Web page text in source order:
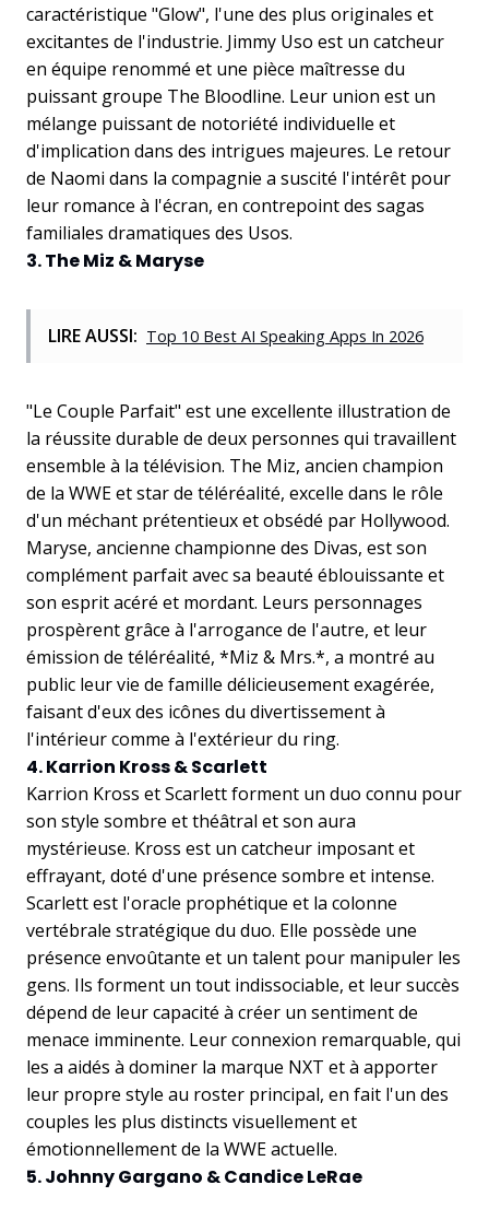
caractéristique "Glow", l'une des plus originales et
excitantes de l'industrie. Jimmy Uso est un catcheur
en équipe renommé et une pièce maîtresse du
puissant groupe The Bloodline. Leur union est un
mélange puissant de notoriété individuelle et
d'implication dans des intrigues majeures. Le retour
de Naomi dans la compagnie a suscité l'intérêt pour
leur romance à l'écran, en contrepoint des sagas
familiales dramatiques des Usos.
3. The Miz & Maryse
LIRE AUSSI: Top 10 Best AI Speaking Apps In 2026
"Le Couple Parfait" est une excellente illustration de
la réussite durable de deux personnes qui travaillent
ensemble à la télévision. The Miz, ancien champion
de la WWE et star de téléréalité, excelle dans le rôle
d'un méchant prétentieux et obsédé par Hollywood.
Maryse, ancienne championne des Divas, est son
complément parfait avec sa beauté éblouissante et
son esprit acéré et mordant. Leurs personnages
prospèrent grâce à l'arrogance de l'autre, et leur
émission de téléréalité, *Miz & Mrs.*, a montré au
public leur vie de famille délicieusement exagérée,
faisant d'eux des icônes du divertissement à
l'intérieur comme à l'extérieur du ring.
4. Karrion Kross & Scarlett
Karrion Kross et Scarlett forment un duo connu pour
son style sombre et théâtral et son aura
mystérieuse. Kross est un catcheur imposant et
effrayant, doté d'une présence sombre et intense.
Scarlett est l'oracle prophétique et la colonne
vertébrale stratégique du duo. Elle possède une
présence envoûtante et un talent pour manipuler les
gens. Ils forment un tout indissociable, et leur succès
dépend de leur capacité à créer un sentiment de
menace imminente. Leur connexion remarquable, qui
les a aidés à dominer la marque NXT et à apporter
leur propre style au roster principal, en fait l'un des
couples les plus distincts visuellement et
émotionnellement de la WWE actuelle.
5. Johnny Gargano & Candice LeRae